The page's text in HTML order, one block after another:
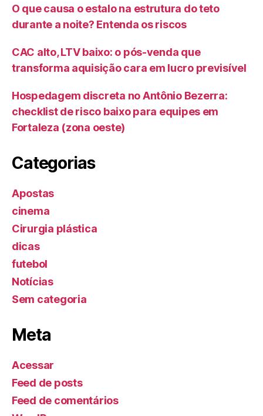
O que causa o estalo na estrutura do teto
durante a noite? Entenda os riscos
CAC alto, LTV baixo: o pós-venda que
transforma aquisição cara em lucro previsível
Hospedagem discreta no Antônio Bezerra:
checklist de risco baixo para equipes em
Fortaleza (zona oeste)
Categorias
Apostas
cinema
Cirurgia plástica
dicas
futebol
Notícias
Sem categoria
Meta
Acessar
Feed de posts
Feed de comentários